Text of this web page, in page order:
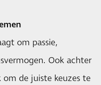
om passie,
Ook achter
de juiste keuzes te